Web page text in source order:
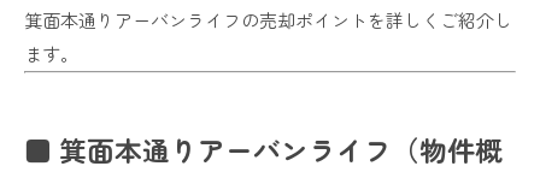
箕面本通りアーバンライフの売却ポイントを詳しくご紹介し
ます。
■ 箕面本通りアーバンライフ（物件概